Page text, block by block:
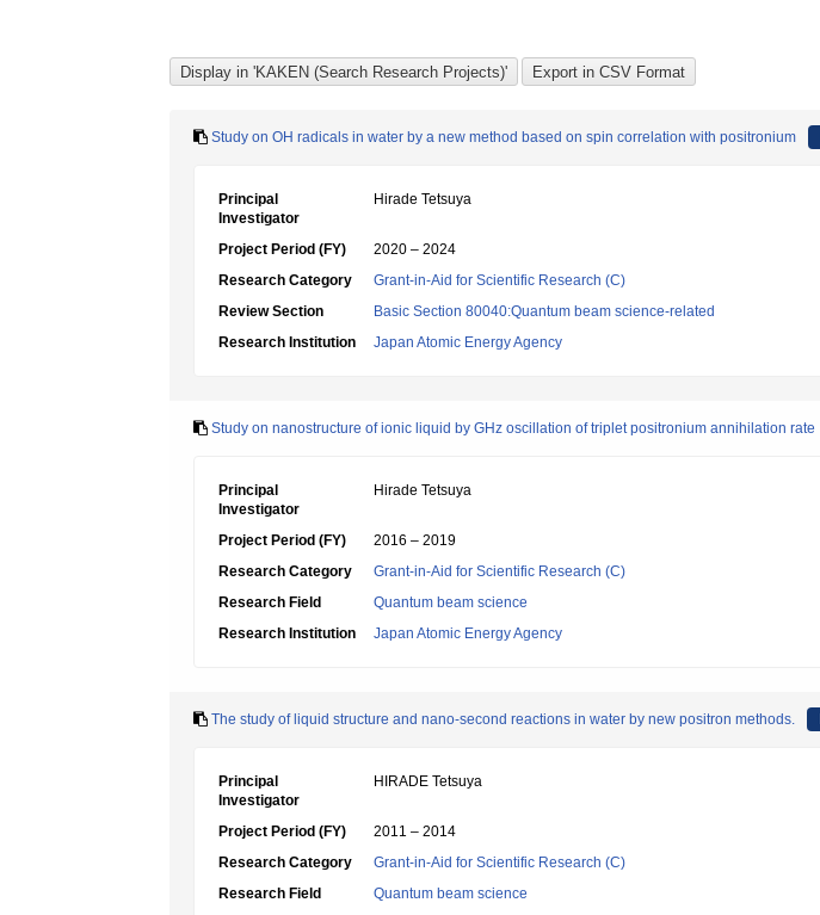
Study on OH radicals in water by a new method based on spin correlation with positronium
Principal
Investigator
Hirade Tetsuya
Project Period (FY)
2020 – 2024
Research Category
Grant-in-Aid for Scientific Research (C)
Review Section
Basic Section 80040:Quantum beam science-related
Research Institution
Japan Atomic Energy Agency
Study on nanostructure of ionic liquid by GHz oscillation of triplet positronium annihilation rate
Principal
Investigator
Hirade Tetsuya
Project Period (FY)
2016 – 2019
Research Category
Grant-in-Aid for Scientific Research (C)
Research Field
Quantum beam science
Research Institution
Japan Atomic Energy Agency
The study of liquid structure and nano-second reactions in water by new positron methods.
Principal
Investigator
HIRADE Tetsuya
Project Period (FY)
2011 – 2014
Research Category
Grant-in-Aid for Scientific Research (C)
Research Field
Quantum beam science